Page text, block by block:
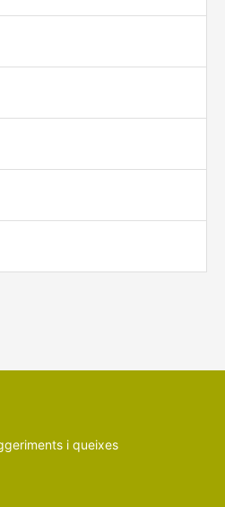
i queixes